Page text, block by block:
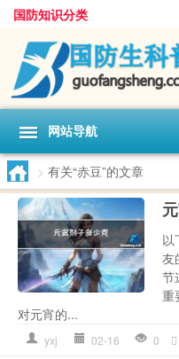
国防知识分类
网站导航
> 有关“赤豆”的文章
以
友
节
重
对元宵的...
yxj 02-16 0